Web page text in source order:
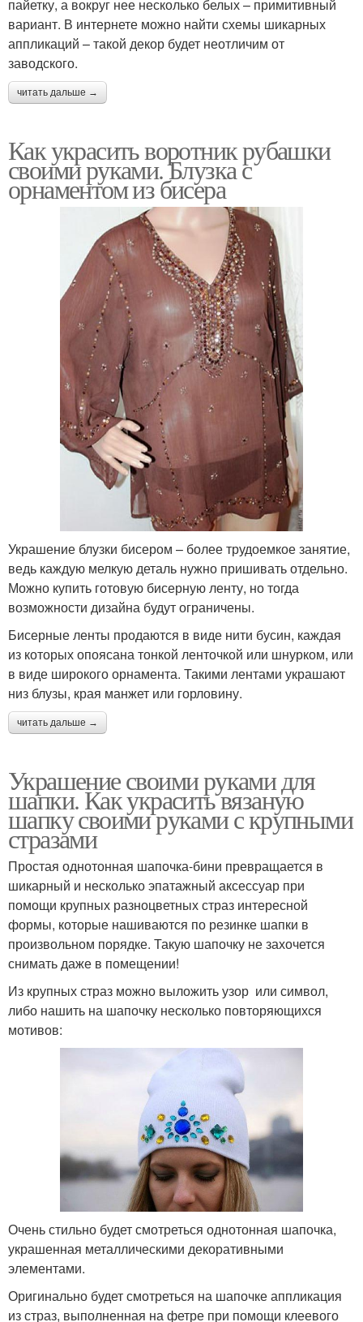
пайетку, а вокруг нее несколько белых – примитивный
вариант. В интернете можно найти схемы шикарных
аппликаций – такой декор будет неотличим от
заводского.
читать дальше →
Как украсить воротник рубашки
своими руками. Блузка с
орнаментом из бисера
Украшение блузки бисером – более трудоемкое занятие,
ведь каждую мелкую деталь нужно пришивать отдельно.
Можно купить готовую бисерную ленту, но тогда
возможности дизайна будут ограничены.
Бисерные ленты продаются в виде нити бусин, каждая
из которых опоясана тонкой ленточкой или шнурком, или
в виде широкого орнамента. Такими лентами украшают
низ блузы, края манжет или горловину.
читать дальше →
Украшение своими руками для
шапки. Как украсить вязаную
шапку своими руками с крупными
стразами
Простая однотонная шапочка-бини превращается в
шикарный и несколько эпатажный аксессуар при
помощи крупных разноцветных страз интересной
формы, которые нашиваются по резинке шапки в
произвольном порядке. Такую шапочку не захочется
снимать даже в помещении!
Из крупных страз можно выложить узор или символ,
либо нашить на шапочку несколько повторяющихся
мотивов:
Очень стильно будет смотреться однотонная шапочка,
украшенная металлическими декоративными
элементами.
Оригинально будет смотреться на шапочке аппликация
из страз, выполненная на фетре при помощи клеевого